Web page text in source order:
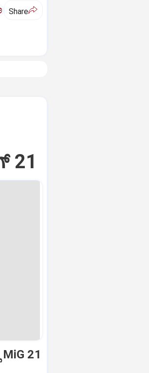
Share
21
21